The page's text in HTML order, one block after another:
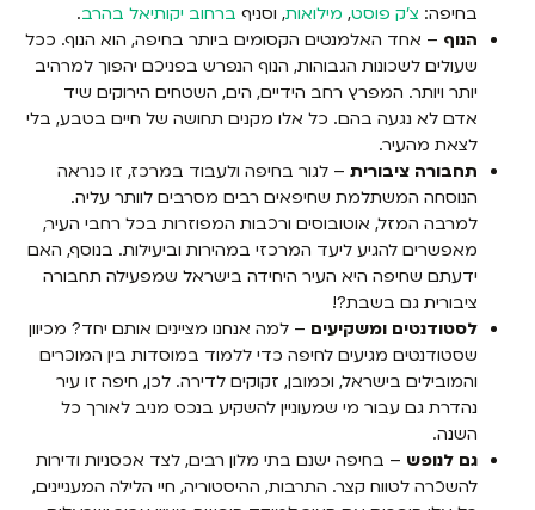
בחיפה: צ'ק פוסט, מילואות, וסניף ברחוב יקותיאל בהרב.
הנוף – אחד האלמנטים הקסומים ביותר בחיפה, הוא הנוף. ככל
שעולים לשכונות הגבוהות, הנוף הנפרש בפניכם יהפוך למרהיב
יותר ויותר. המפרץ רחב הידיים, הים, השטחים הירוקים שיד
אדם לא נגעה בהם. כל אלו מקנים תחושה של חיים בטבע, בלי
לצאת מהעיר.
תחבורה ציבורית – לגור בחיפה ולעבוד במרכז, זו כנראה
הנוסחה המשתלמת שחיפאים רבים מסרבים לוותר עליה.
למרבה המזל, אוטובוסים ורכבות המפוזרות בכל רחבי העיר,
מאפשרים להגיע ליעד המרכזי במהירות וביעילות. בנוסף, האם
ידעתם שחיפה היא העיר היחידה בישראל שמפעילה תחבורה
ציבורית גם בשבת?!
לסטודנטים ומשקיעים – למה אנחנו מציינים אותם יחד? מכיוון
שסטודנטים מגיעים לחיפה כדי ללמוד במוסדות בין המוכרים
והמובילים בישראל, וכמובן, זקוקים לדירה. לכן, חיפה זו עיר
נהדרת גם עבור מי שמעוניין להשקיע בנכס מניב לאורך כל
השנה.
גם לנופש – בחיפה ישנם בתי מלון רבים, לצד אכסניות ודירות
להשכרה לטווח קצר. התרבות, ההיסטוריה, חיי הלילה המעניינים,